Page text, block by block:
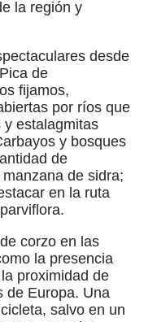
la región y
desde
de
fijamos,
por ríos que
y estalagmitas
y bosques
de
de sidra;
en la ruta
corzo en las
la presencia
proximidad de
de Europa. Una
salvo en un